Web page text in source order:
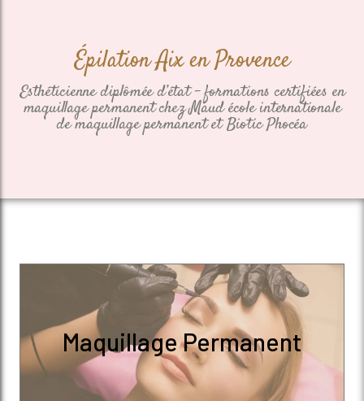
Épilation Aix en Provence
Esthéticienne diplômée d’état – formations certifiées en
maquillage permanent chez Maud école internationale
de maquillage permanent et Biotic Phocéa
Maquillage Permanent